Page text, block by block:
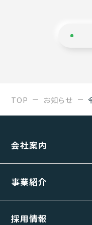
TOP お知らせ
会社案内
事業紹介
採用情報